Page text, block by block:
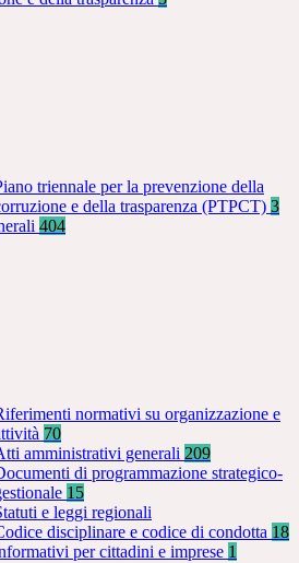
triennale per la prevenzione della
e della trasparenza (PTPCT) 3
404
normativi su organizzazione e
70
amministrativi generali 209
di programmazione strategico-
15
e leggi regionali
disciplinare e codice di condotta 18
per cittadini e imprese 1